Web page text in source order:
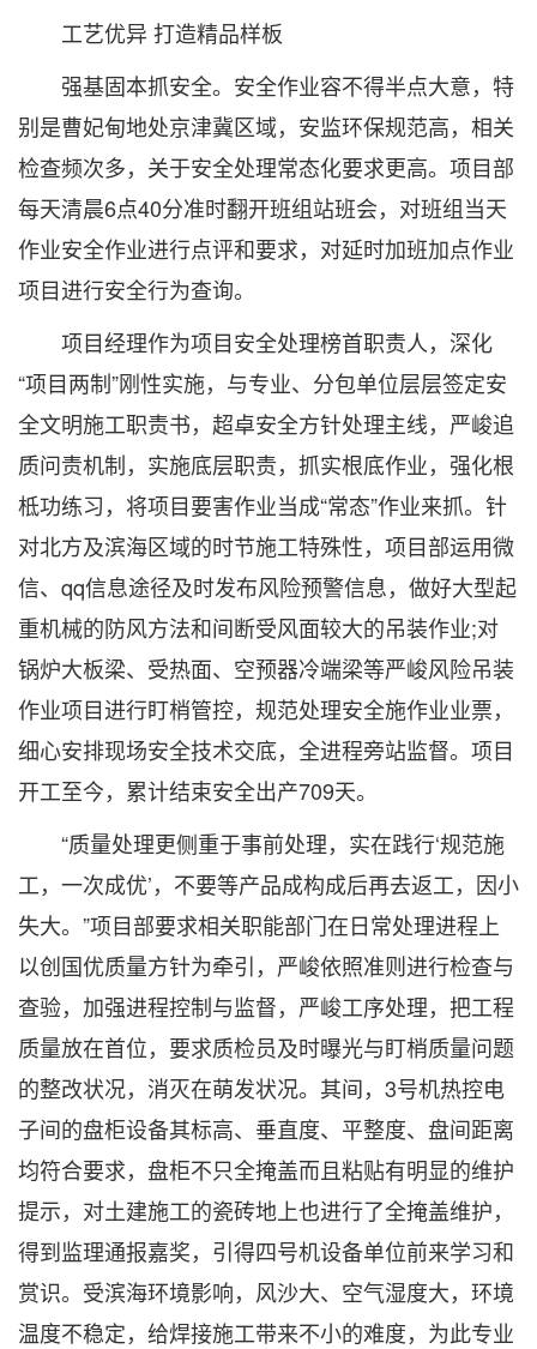
工艺优异 打造精品样板
强基固本抓安全。安全作业容不得半点大意，特
别是曹妃甸地处京津冀区域，安监环保规范高，相关
检查频次多，关于安全处理常态化要求更高。项目部
每天清晨6点40分准时翻开班组站班会，对班组当天
作业安全作业进行点评和要求，对延时加班加点作业
项目进行安全行为查询。
项目经理作为项目安全处理榜首职责人，深化
“项目两制”刚性实施，与专业、分包单位层层签定安
全文明施工职责书，超卓安全方针处理主线，严峻追
质问责机制，实施底层职责，抓实根底作业，强化根
柢功练习，将项目要害作业当成“常态”作业来抓。针
对北方及滨海区域的时节施工特殊性，项目部运用微
信、qq信息途径及时发布风险预警信息，做好大型起
重机械的防风方法和间断受风面较大的吊装作业;对
锅炉大板梁、受热面、空预器冷端梁等严峻风险吊装
作业项目进行盯梢管控，规范处理安全施作业业票，
细心安排现场安全技术交底，全进程旁站监督。项目
开工至今，累计结束安全出产709天。
“质量处理更侧重于事前处理，实在践行‘规范施
工，一次成优’，不要等产品成构成后再去返工，因小
失大。”项目部要求相关职能部门在日常处理进程上
以创国优质量方针为牵引，严峻依照准则进行检查与
查验，加强进程控制与监督，严峻工序处理，把工程
质量放在首位，要求质检员及时曝光与盯梢质量问题
的整改状况，消灭在萌发状况。其间，3号机热控电
子间的盘柜设备其标高、垂直度、平整度、盘间距离
均符合要求，盘柜不只全掩盖而且粘贴有明显的维护
提示，对土建施工的瓷砖地上也进行了全掩盖维护，
得到监理通报嘉奖，引得四号机设备单位前来学习和
赏识。受滨海环境影响，风沙大、空气湿度大，环境
温度不稳定，给焊接施工带来不小的难度，为此专业